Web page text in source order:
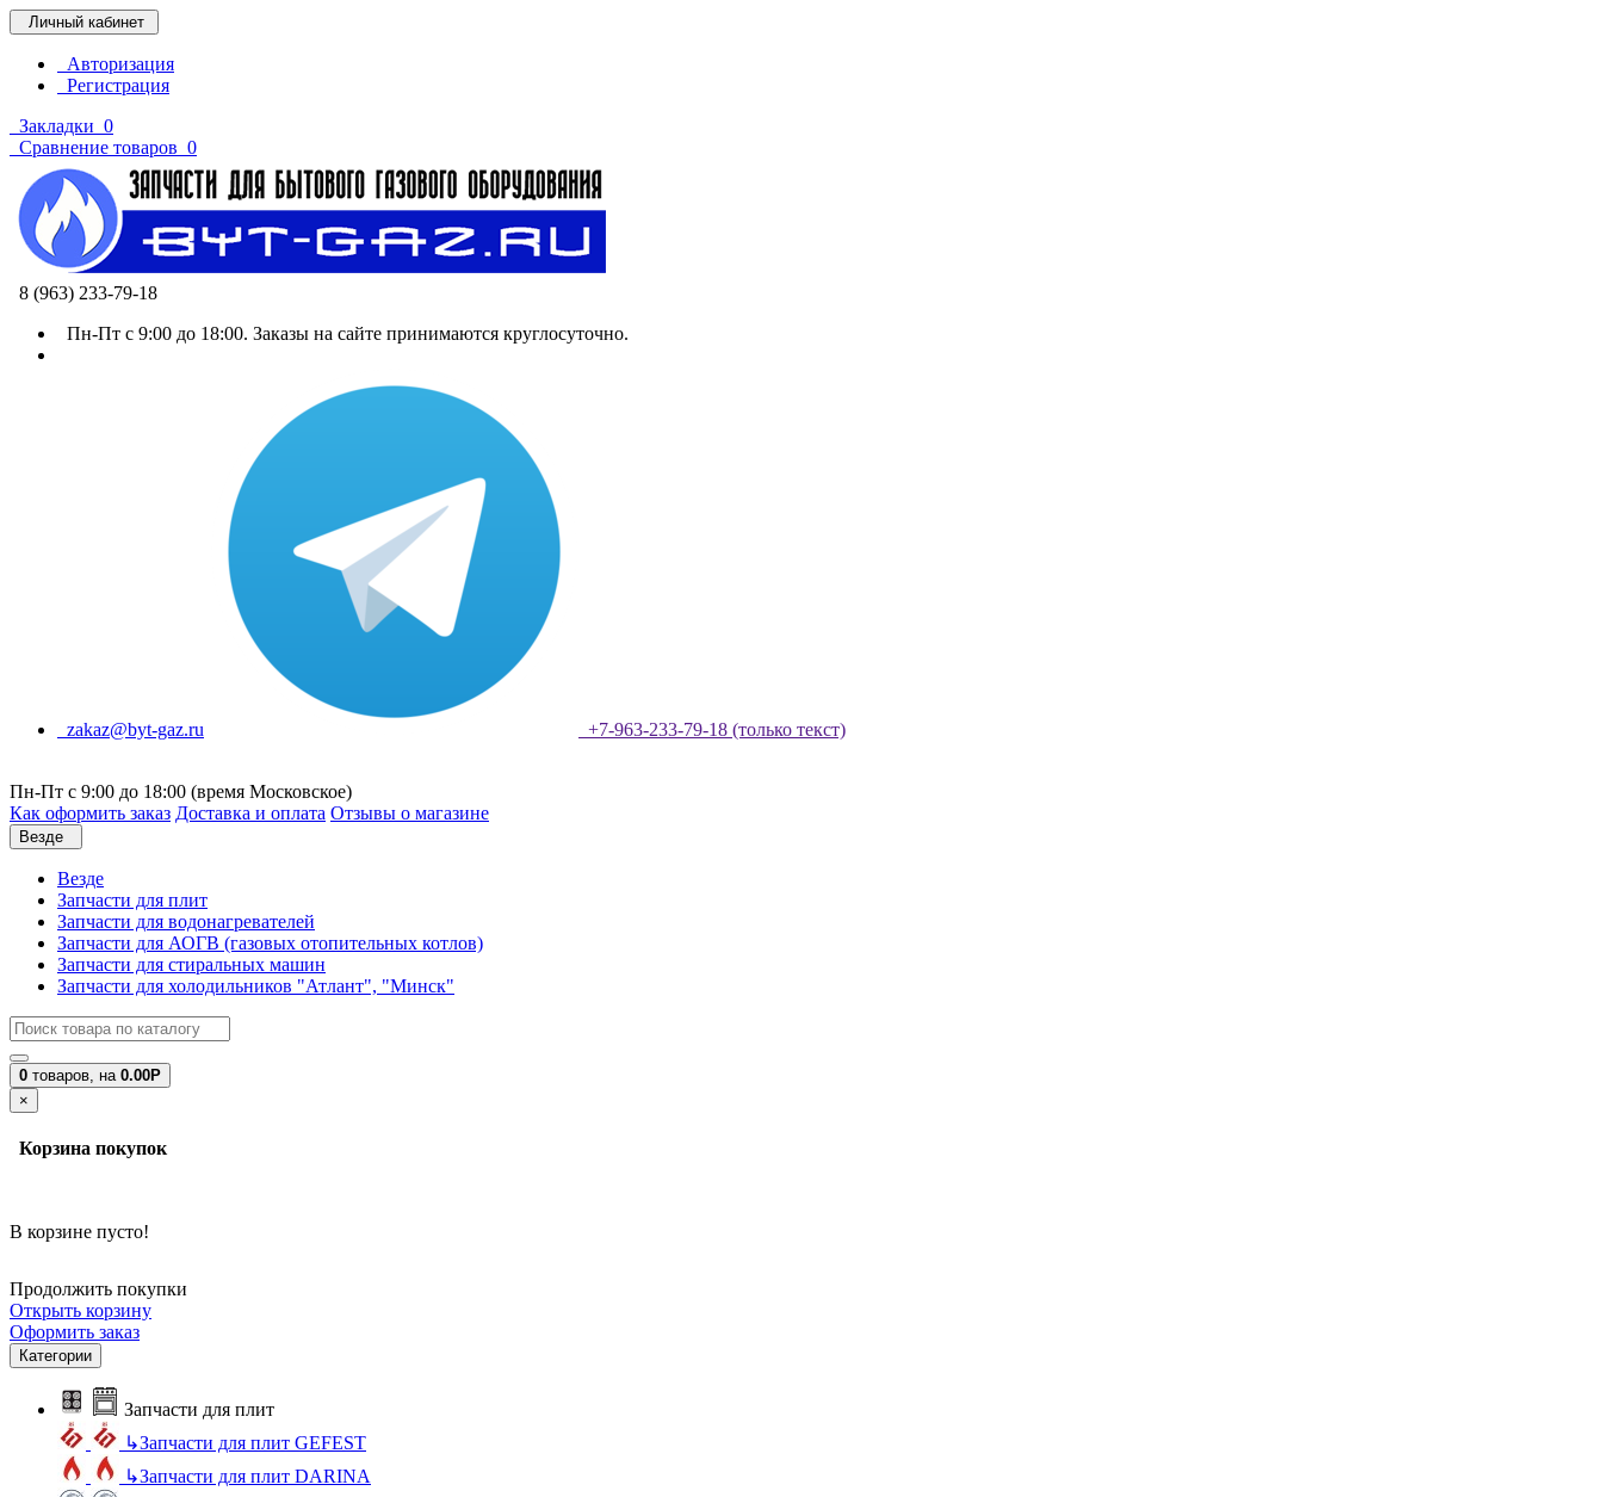
Личный кабинет
Авторизация
Регистрация
Закладки 0
Сравнение товаров 0
8 (963) 233-79-18
Пн-Пт с 9:00 до 18:00. Заказы на сайте принимаются круглосуточно.
zakaz@byt-gaz.ru +7-963-233-79-18 (только текст)
Пн-Пт с 9:00 до 18:00 (время Московское)
Как оформить заказ Доставка и оплата Отзывы о магазине
Везде
Везде
Запчасти для плит
Запчасти для водонагревателей
Запчасти для АОГВ (газовых отопительных котлов)
Запчасти для стиральных машин
Запчасти для холодильников "Атлант", "Минск"
0 товаров, на 0.00Р
×
Корзина покупок
В корзине пусто!
Продолжить покупки
Открыть корзину
Оформить заказ
Категории
Запчасти для плит
↳Запчасти для плит GEFEST
↳Запчасти для плит DARINA